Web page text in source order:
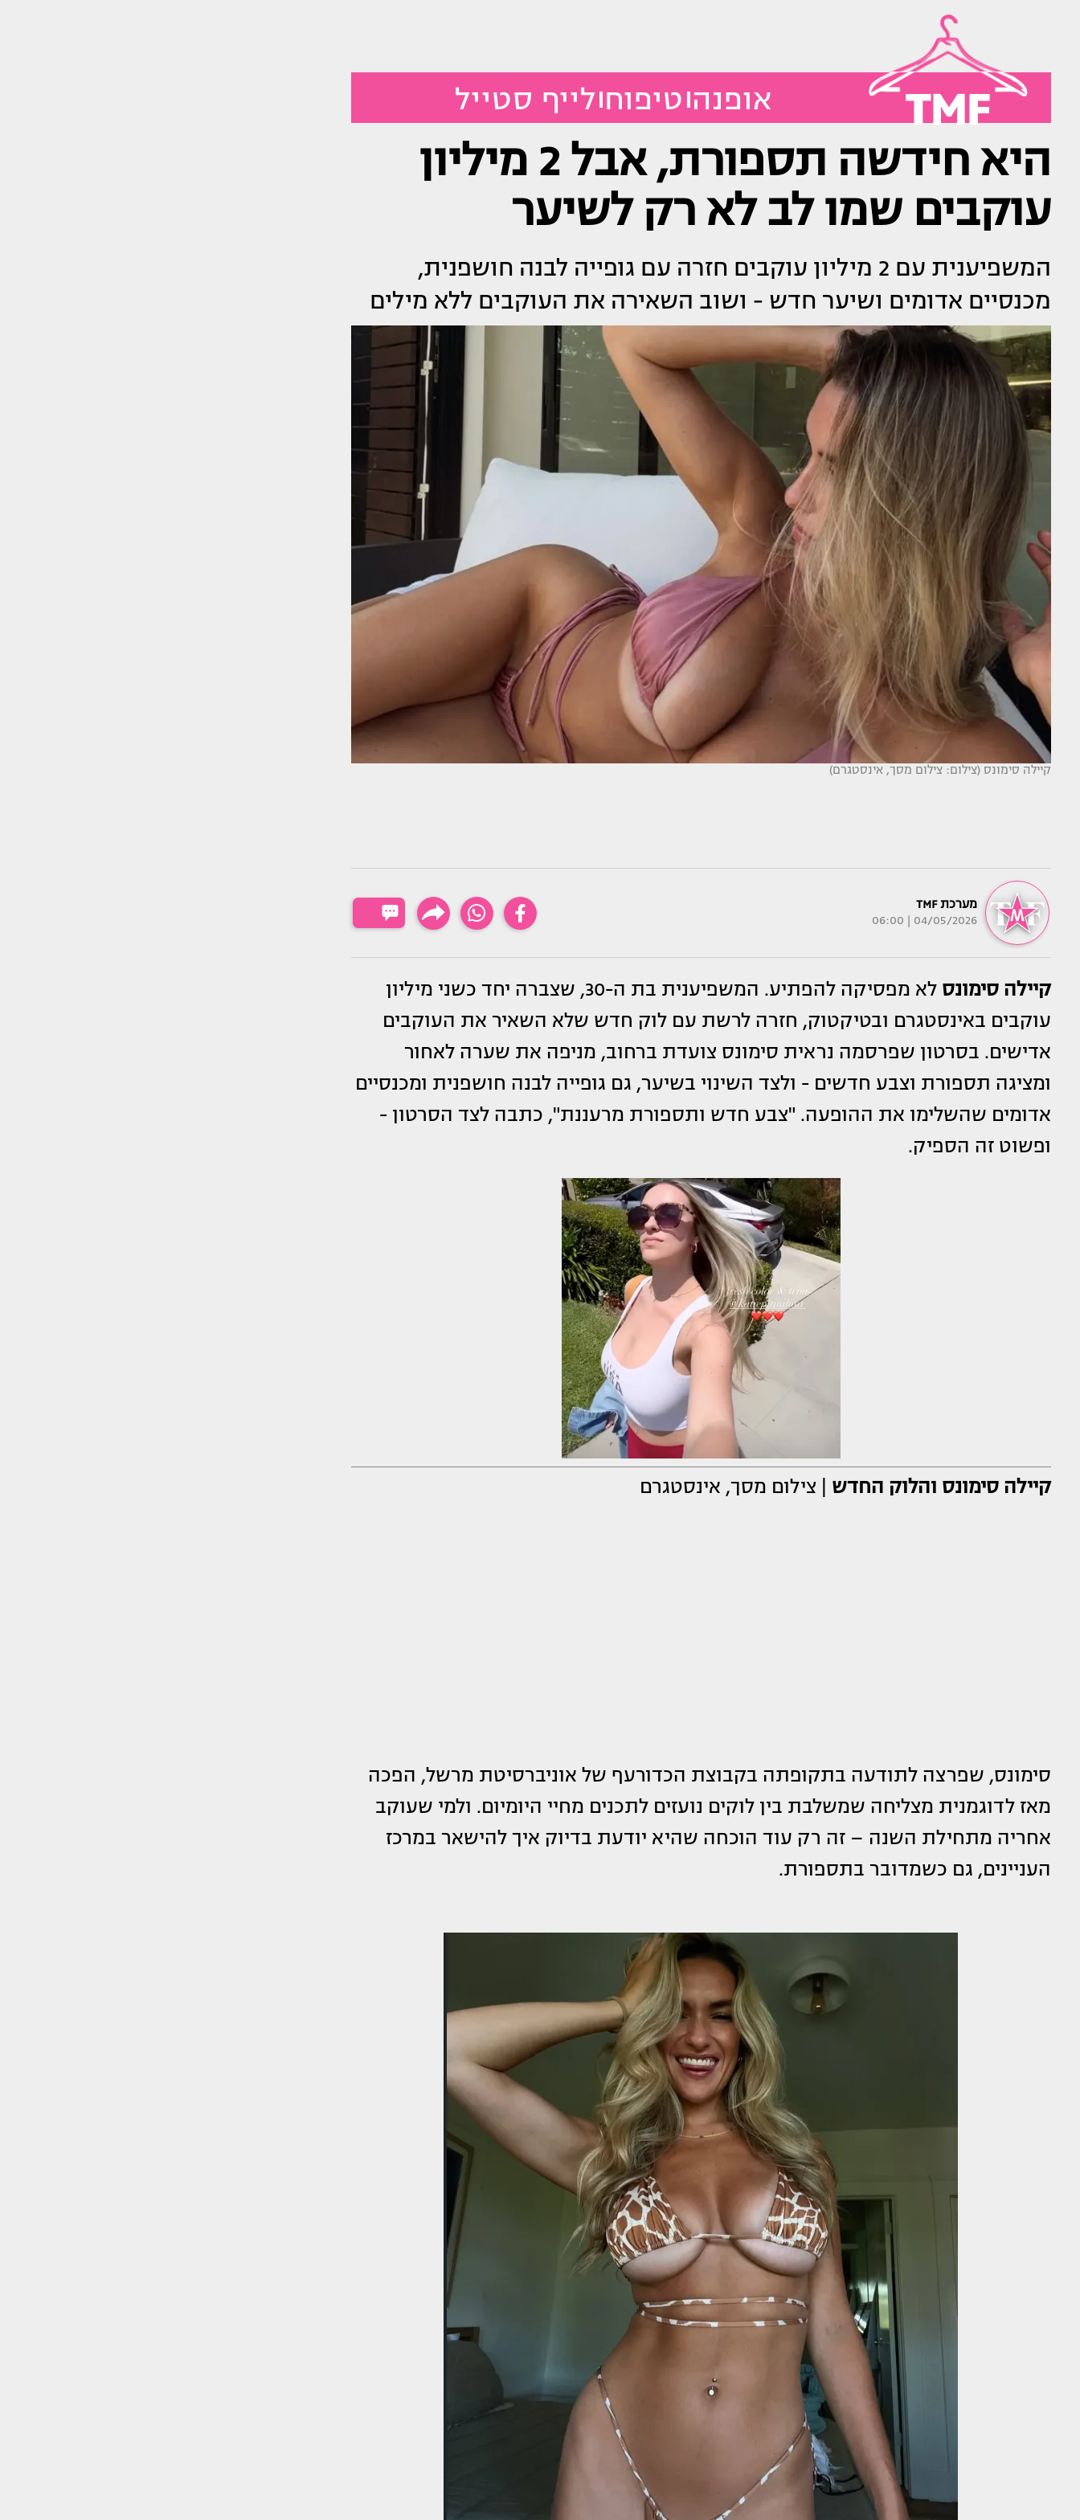
TMF אופנה טיפוח לייף סטייל
היא חידשה תספורת, אבל 2 מיליון
עוקבים שמו לב לא רק לשיער
המשפיענית עם 2 מיליון עוקבים חזרה עם גופייה לבנה חושפנית,
מכנסיים אדומים ושיער חדש - ושוב השאירה את העוקבים ללא מילים
קיילה סימונס (צילום: צילום מסך, אינסטגרם)
מערכת TMF
04/05/2026 | 06:00
קיילה סימונס
לא מפסיקה להפתיע. המשפיענית בת ה-30, שצברה יחד כשני מיליון
עוקבים באינסטגרם ובטיקטוק, חזרה לרשת עם לוק חדש שלא השאיר את העוקבים
אדישים. בסרטון שפרסמה נראית סימונס צועדת ברחוב, מניפה את שערה לאחור
ומציגה תספורת וצבע חדשים - ולצד השינוי בשיער, גם גופייה לבנה חושפנית ומכנסיים
אדומים שהשלימו את ההופעה. "צבע חדש ותספורת מרעננת", כתבה לצד הסרטון -
ופשוט זה הספיק.
קיילה סימונס והלוק החדש |צילום מסך, אינסטגרם
סימונס, שפרצה לתודעה בתקופתה בקבוצת הכדורעף של אוניברסיטת מרשל, הפכה
מאז לדוגמנית מצליחה שמשלבת בין לוקים נועזים לתכנים מחיי היומיום. ולמי שעוקב
אחריה מתחילת השנה – זה רק עוד הוכחה שהיא יודעת בדיוק איך להישאר במרכז
העניינים, גם כשמדובר בתספורת.